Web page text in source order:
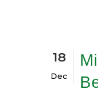
18
Dec